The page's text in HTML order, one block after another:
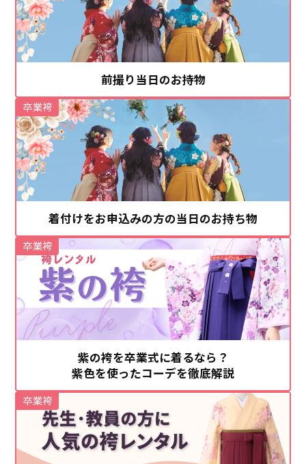
前撮り当日のお持物
着付けをお申込みの方の当日のお持ち物
卒業袴
紫の袴を卒業式に着るなら？
紫色を使ったコーデを徹底解説
卒業袴
卒業袴